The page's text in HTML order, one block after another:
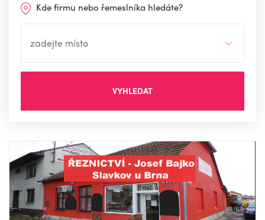
Kde firmu nebo řemeslníka hledáte?
VYHLEDAT